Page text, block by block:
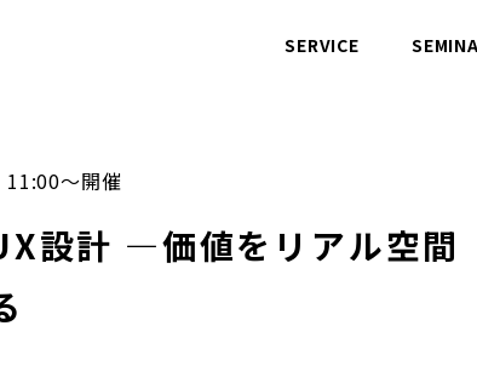
SERVICE
11:00～開催
設計 ―価値をリアル空間